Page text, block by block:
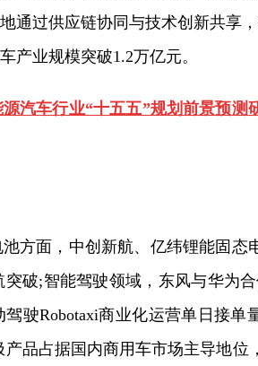
通过供应链协同与技术创新共享
产业规模突破1.2万亿元。
汽车行业“十五五”规划前景预测
方面，中创新航、亿纬锂能固态
破;智能驾驶领域，东风与华为
驶Robotaxi商业化运营单日接单
品占据国内商用车市场主导地位